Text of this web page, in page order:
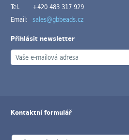
Tel.
+420 483 317 929
Email: sales@gbbeads.cz
Přihlásit newsletter
Kontaktní formulář